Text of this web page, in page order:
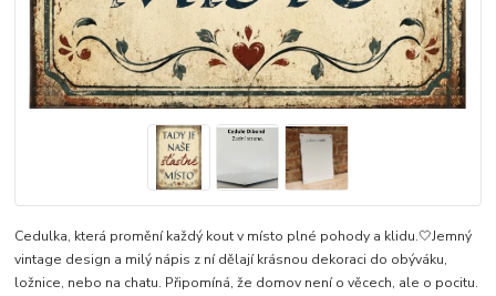
Cedulka, která promění každý kout v místo plné pohody a klidu.🤍Jemný
vintage design a milý nápis z ní dělají krásnou dekoraci do obýváku,
ložnice, nebo na chatu. Připomíná, že domov není o věcech, ale o pocitu.